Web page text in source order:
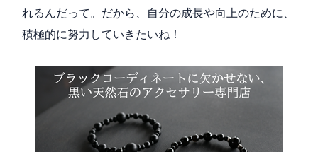
れるんだって。だから、自分の成長や向上のために、
積極的に努力していきたいね！